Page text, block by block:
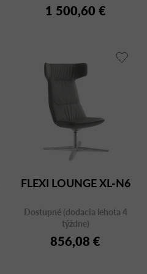
1 500,60 €
FLEXI LOUNGE XL-N6
Dostupné (dodacia lehota 4
týždne)
856,08 €